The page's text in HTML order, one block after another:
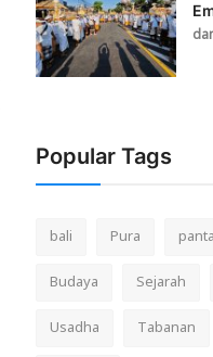
Popular Tags
bali Pura
Budaya
Sejarah
Usadha
Tabanan